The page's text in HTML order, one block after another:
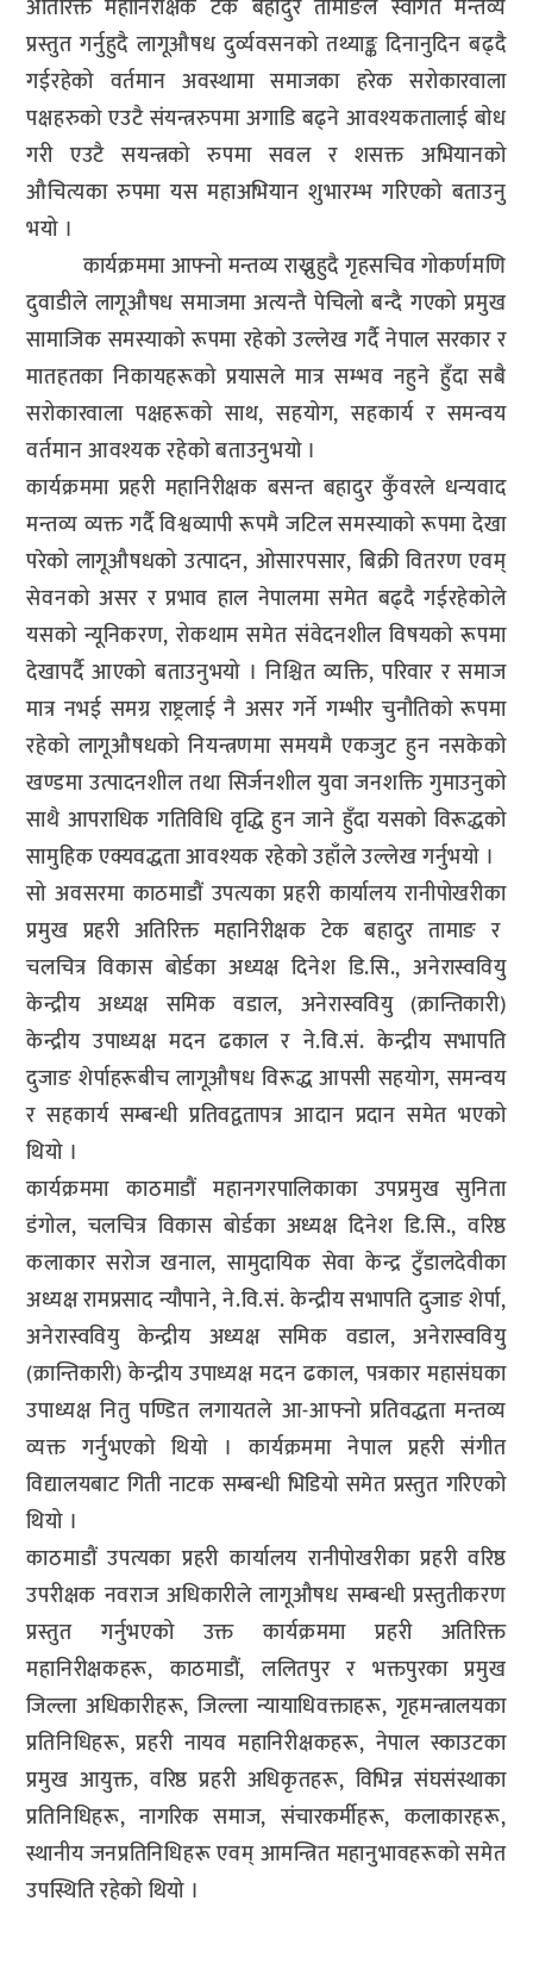
अतिरिक्त महानिरीक्षक टेक बहादुर तामाङले स्वागत मन्तव्य
प्रस्तुत गर्नुहुदै लागूऔषध दुर्व्यवसनको तथ्याङ्क दिनानुदिन बढ्दै
गईरहेको वर्तमान अवस्थामा समाजका हरेक सरोकारवाला
पक्षहरुको एउटै संयन्त्ररुपमा अगाडि बढ्ने आवश्यकतालाई बोध
गरी एउटै सयन्त्रको रुपमा सवल र शसक्त अभियानको
औचित्यका रुपमा यस महाअभियान शुभारम्भ गरिएको बताउनु
भयो ।
कार्यक्रममा आफ्नो मन्तव्य राख्नुहुदै गृहसचिव गोकर्णमणि
दुवाडीले लागूऔषध समाजमा अत्यन्तै पेचिलो बन्दै गएको प्रमुख
सामाजिक समस्याको रूपमा रहेको उल्लेख गर्दै नेपाल सरकार र
मातहतका निकायहरूको प्रयासले मात्र सम्भव नहुने हुँदा सबै
सरोकारवाला पक्षहरूको साथ, सहयोग, सहकार्य र समन्वय
वर्तमान आवश्यक रहेको बताउनुभयो ।
कार्यक्रममा प्रहरी महानिरीक्षक बसन्त बहादुर कुँवरले धन्यवाद
मन्तव्य व्यक्त गर्दै विश्वव्यापी रूपमै जटिल समस्याको रूपमा देखा
परेको लागूऔषधको उत्पादन, ओसारपसार, बिक्री वितरण एवम्
सेवनको असर र प्रभाव हाल नेपालमा समेत बढ्दै गईरहेकोले
यसको न्यूनिकरण, रोकथाम समेत संवेदनशील विषयको रूपमा
देखापर्दै आएको बताउनुभयो । निश्चित व्यक्ति, परिवार र समाज
मात्र नभई समग्र राष्ट्रलाई नै असर गर्ने गम्भीर चुनौतिको रूपमा
रहेको लागूऔषधको नियन्त्रणमा समयमै एकजुट हुन नसकेको
खण्डमा उत्पादनशील तथा सिर्जनशील युवा जनशक्ति गुमाउनुको
साथै आपराधिक गतिविधि वृद्धि हुन जाने हुँदा यसको विरूद्धको
सामुहिक एक्यवद्धता आवश्यक रहेको उहाँले उल्लेख गर्नुभयो ।
सो अवसरमा काठमाडौं उपत्यका प्रहरी कार्यालय रानीपोखरीका
प्रमुख प्रहरी अतिरिक्त महानिरीक्षक टेक बहादुर तामाङ र
चलचित्र विकास बोर्डका अध्यक्ष दिनेश डि.सि., अनेरास्ववियु
केन्द्रीय अध्यक्ष समिक वडाल, अनेरास्ववियु (क्रान्तिकारी)
केन्द्रीय उपाध्यक्ष मदन ढकाल र ने.वि.सं. केन्द्रीय सभापति
दुजाङ शेर्पाहरूबीच लागूऔषध विरूद्ध आपसी सहयोग, समन्वय
र सहकार्य सम्बन्धी प्रतिवद्वतापत्र आदान प्रदान समेत भएको
थियो ।
कार्यक्रममा काठमाडौं महानगरपालिकाका उपप्रमुख सुनिता
डंगोल, चलचित्र विकास बोर्डका अध्यक्ष दिनेश डि.सि., वरिष्ठ
कलाकार सरोज खनाल, सामुदायिक सेवा केन्द्र टुँडालदेवीका
अध्यक्ष रामप्रसाद न्यौपाने, ने.वि.सं. केन्द्रीय सभापति दुजाङ शेर्पा,
अनेरास्ववियु केन्द्रीय अध्यक्ष समिक वडाल, अनेरास्ववियु
(क्रान्तिकारी) केन्द्रीय उपाध्यक्ष मदन ढकाल, पत्रकार महासंघका
उपाध्यक्ष नितु पण्डित लगायतले आ-आफ्नो प्रतिवद्धता मन्तव्य
व्यक्त गर्नुभएको थियो । कार्यक्रममा नेपाल प्रहरी संगीत
विद्यालयबाट गिती नाटक सम्बन्धी भिडियो समेत प्रस्तुत गरिएको
थियो ।
काठमाडौं उपत्यका प्रहरी कार्यालय रानीपोखरीका प्रहरी वरिष्ठ
उपरीक्षक नवराज अधिकारीले लागूऔषध सम्बन्धी प्रस्तुतीकरण
प्रस्तुत गर्नुभएको उक्त कार्यक्रममा प्रहरी अतिरिक्त
महानिरीक्षकहरू, काठमाडौं, ललितपुर र भक्तपुरका प्रमुख
जिल्ला अधिकारीहरू, जिल्ला न्यायाधिवक्ताहरू, गृहमन्त्रालयका
प्रतिनिधिहरू, प्रहरी नायव महानिरीक्षकहरू, नेपाल स्काउटका
प्रमुख आयुक्त, वरिष्ठ प्रहरी अधिकृतहरू, विभिन्न संघसंस्थाका
प्रतिनिधिहरू, नागरिक समाज, संचारकर्मीहरू, कलाकारहरू,
स्थानीय जनप्रतिनिधिहरू एवम् आमन्त्रित महानुभावहरूको समेत
उपस्थिति रहेको थियो ।